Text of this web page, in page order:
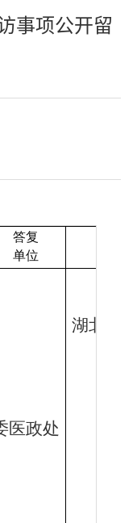
事项公开留
答复
单位
医政处
湖北省